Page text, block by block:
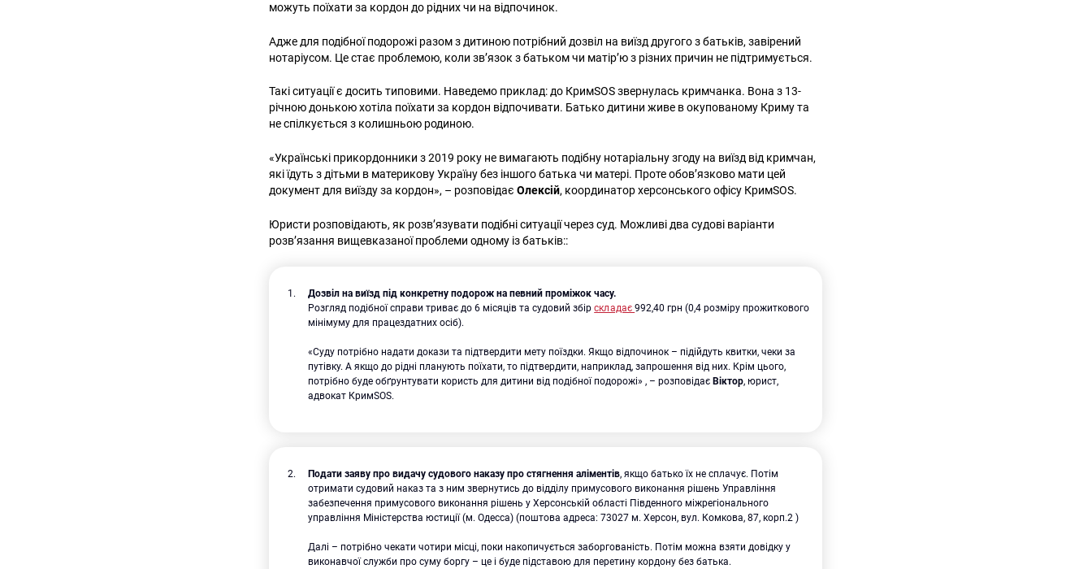
можуть поїхати за кордон до рідних чи на відпочинок.
Адже для подібної подорожі разом з дитиною потрібний дозвіл на виїзд другого з батьків, завірений
нотаріусом. Це стає проблемою, коли зв’язок з батьком чи матір’ю з різних причин не підтримується.
Такі ситуації є досить типовими. Наведемо приклад: до КримSOS звернулась кримчанка. Вона з 13-
річною донькою хотіла поїхати за кордон відпочивати. Батько дитини живе в окупованому Криму та
не спілкується з колишньою родиною.
«Українські прикордонники з 2019 року не вимагають подібну нотаріальну згоду на виїзд від кримчан,
які їдуть з дітьми в материкову Україну без іншого батька чи матері. Проте обов’язково мати цей
документ для виїзду за кордон», – розповідаєОлексій, координатор херсонського офісу КримSOS.
Юристи розповідають, як розв’язувати подібні ситуації через суд. Можливі два судові варіанти
розв’язання вищевказаної проблеми одному із батьків::
Дозвіл на виїзд під конкретну подорож на певний проміжок часу.
Розгляд подібної справи триває до 6 місяців та судовий збірскладає992,40 грн (0,4 розміру прожиткового
мінімуму для працездатних осіб).
«Суду потрібно надати докази та підтвердити мету поїздки. Якщо відпочинок – підійдуть квитки, чеки за
путівку. А якщо до рідні планують поїхати, то підтвердити, наприклад, запрошення від них. Крім цього,
потрібно буде обґрунтувати користь для дитини від подібної подорожі» , – розповідає Віктор, юрист,
адвокат КримSOS.
Подати заяву про видачу судового наказу про стягнення аліментів, якщо батько їх не сплачує. Потім
отримати судовий наказ та з ним звернутись до відділу примусового виконання рішень Управління
забезпечення примусового виконання рішень у Херсонській області Південного міжрегіонального
управління Міністерства юстиції (м. Одесса) (поштова адреса: 73027 м. Херсон, вул. Комкова, 87, корп.2 )
Далі – потрібно чекати чотири місці, поки накопичується заборгованість. Потім можна взяти довідку у
виконавчої служби про суму боргу – це і буде підставою для перетину кордону без батька.